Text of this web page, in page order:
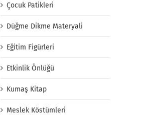
Çocuk Patikleri
Düğme Dikme Materyali
Eğitim Figürleri
Etkinlik Önlüğü
Kumaş Kitap
Meslek Köstümleri